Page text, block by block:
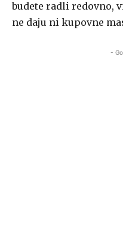
budete radli redovno,
ne daju ni kupovne
-